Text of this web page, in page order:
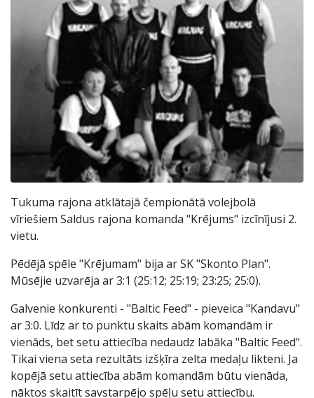
Tukuma rajona atklātajā čempionātā volejbolā
vīriešiem Saldus rajona komanda "Krējums" izcīnījusi 2.
vietu.
Pēdējā spēle "Krējumam" bija ar SK "Skonto Plan".
Mūsējie uzvarēja ar 3:1 (25:12; 25:19; 23:25; 25:0).
Galvenie konkurenti - "Baltic Feed" - pieveica "Kandavu"
ar 3:0. Līdz ar to punktu skaits abām komandām ir
vienāds, bet setu attiecība nedaudz labāka "Baltic Feed".
Tikai viena seta rezultāts izšķīra zelta medaļu likteni. Ja
kopējā setu attiecība abām komandām būtu vienāda,
nāktos skaitīt savstarpējo spēļu setu attiecību.